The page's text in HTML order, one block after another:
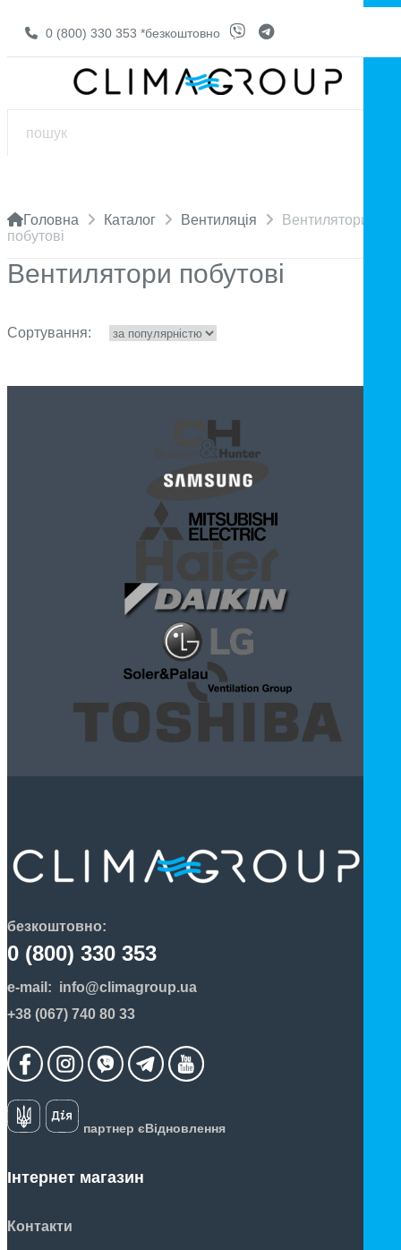
0 (800) 330 353 *безкоштовно
Головна Каталог Вентиляція
Вентилятори
побутові
Вентилятори побутові
Сортування:
безкоштовно:
0 (800) 330 353
e-mail: info@climagroup.ua
+38 (067) 740 80 33
партнер єВідновлення
Інтернет магазин
Контакти